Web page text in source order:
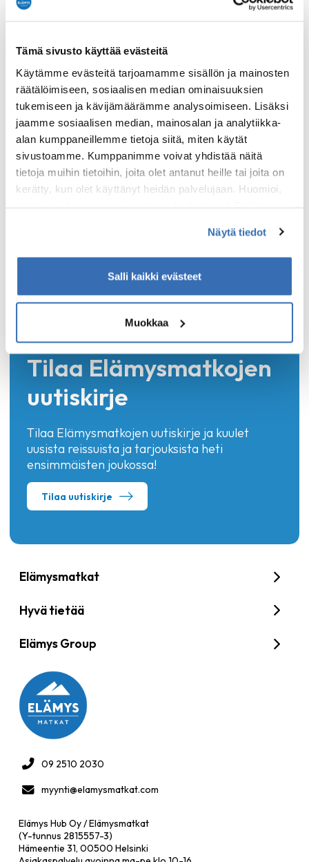
Tämä sivusto käyttää evästeitä
Käytämme evästeitä tarjoamamme sisällön ja mainosten
räätälöimiseen, sosiaalisen median ominaisuuksien
tukemiseen ja kävijämäärämme analysoimiseen. Lisäksi
jaamme sosiaalisen median, mainosalan ja analytiikka-
alan kumppaneillemme tietoja siitä, miten käytät
sivustoamme. Kumppanimme voivat yhdistää näitä
tietoja muihin tietoihin, joita olet antanut heille tai joita on
kerätty, kun olet käyttänyt heidän palvelujaan. Huomioi,
Näytä tiedot
Salli kaikki evästeet
Muokkaa
kokeilemista. Tämä lautanen on
Varaa lautasesi etukäteen täältä!
Herkkunuotta äyriäislautanen
kahdelle sisältää:
2 keitettyä fin de clair -osteria
Savustettu katkarapu
Marinoituja sinisimpukoita
Grillattua kalmaria
Paistettuja kampasimpukoita
Tilaa Elämysmatkojen
uutiskirje
Tilaa Elämysmatkojen uutiskirje ja kuulet
uusista reissuista ja tarjouksista heti
ensimmäisten joukossa!
Tilaa uutiskirje
Elämysmatkat
Hyvä tietää
Elämys Group
09 2510 2030
myynti@elamysmatkat.com
Elämys Hub Oy / Elämysmatkat
(Y-tunnus 2815557-3)
Hämeentie 31, 00500 Helsinki